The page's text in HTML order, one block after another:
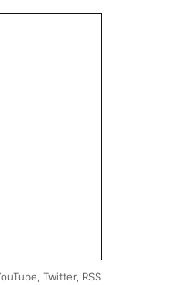
Twitter RSS